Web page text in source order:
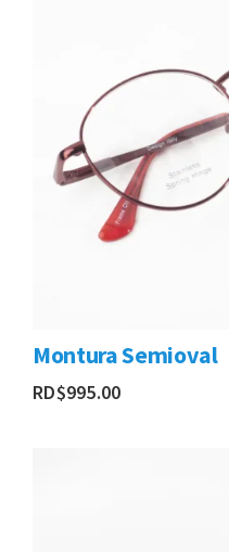
Montura Semioval
RD$995.00